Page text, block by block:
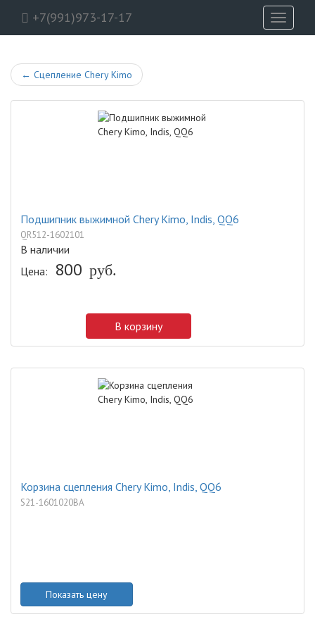
+7(991)973-17-17
Toggle
← Сцепление Chery Kimo
Подшипник выжимной Chery Kimo, Indis, QQ6
QR512-1602101
В наличии
Цена:
800 руб.
В корзину
Корзина сцепления Chery Kimo, Indis, QQ6
S21-1601020BA
Показать цену